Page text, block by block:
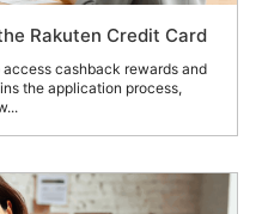
Rakuten Credit Card
cashback rewards and
the application process,